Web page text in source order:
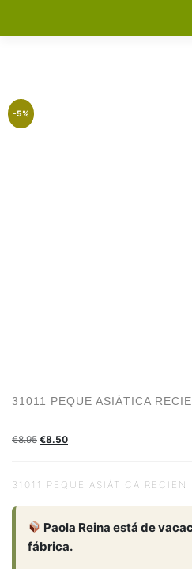
-5%
31011 PEQUE ASIÁTICA
€8.95 €8.50
31011 PEQUE ASIÁTICA RECIEN
Paola Reina está de
fábrica.